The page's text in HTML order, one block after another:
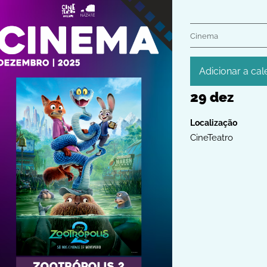
Cinema
Adicionar a
iCalendar
Outlook
29 dez
CineTeatro